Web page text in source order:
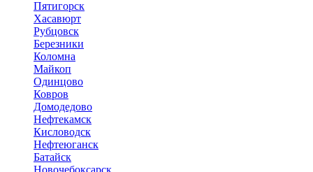
Пятигорск
Хасавюрт
Рубцовск
Березники
Коломна
Майкоп
Одинцово
Ковров
Домодедово
Нефтекамск
Кисловодск
Нефтеюганск
Батайск
Новочебоксарск